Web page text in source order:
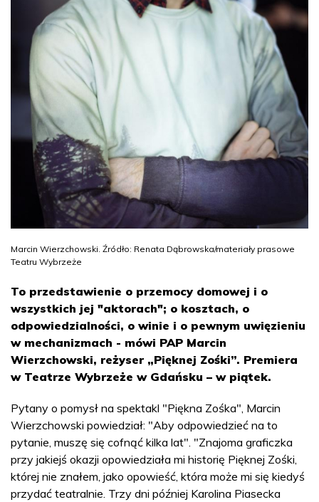
Marcin Wierzchowski. Źródło: Renata Dąbrowska/materiały prasowe
Teatru Wybrzeże
To przedstawienie o przemocy domowej i o
wszystkich jej "aktorach"; o kosztach, o
odpowiedzialności, o winie i o pewnym uwięzieniu
w mechanizmach - mówi PAP Marcin
Wierzchowski, reżyser „Pięknej Zośki”. Premiera
w Teatrze Wybrzeże w Gdańsku – w piątek.
Pytany o pomysł na spektakl "Piękna Zośka", Marcin
Wierzchowski powiedział: "Aby odpowiedzieć na to
pytanie, muszę się cofnąć kilka lat". "Znajoma graficzka
przy jakiejś okazji opowiedziała mi historię Pięknej Zośki,
której nie znałem, jako opowieść, która może mi się kiedyś
przydać teatralnie. Trzy dni później Karolina Piasecka